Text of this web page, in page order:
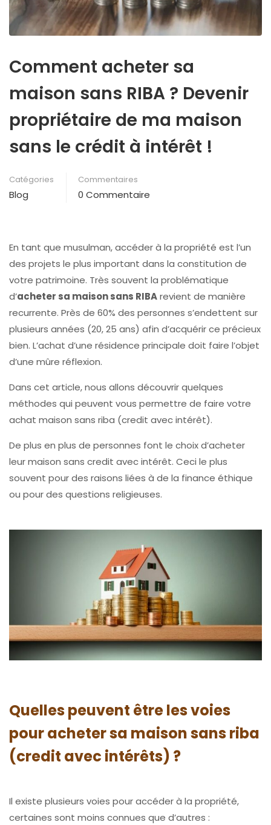
Comment acheter sa
maison sans RIBA ? Devenir
propriétaire de ma maison
sans le crédit à intérêt !
Catégories
Blog
Commentaires
0 Commentaire
En tant que musulman, accéder à la propriété est l’un
des projets le plus important dans la constitution de
votre patrimoine. Très souvent la problématique
d’acheter sa maison sans RIBArevient de manière
recurrente. Près de 60% des personnes s’endettent sur
plusieurs années (20, 25 ans) afin d’acquérir ce précieux
bien. L’achat d’une résidence principale doit faire l’objet
d’une mûre réflexion.
Dans cet article, nous allons découvrir quelques
méthodes qui peuvent vous permettre de faire votre
achat maison sans riba (credit avec intérêt).
De plus en plus de personnes font le choix d’acheter
leur maison sans credit avec intérêt. Ceci le plus
souvent pour des raisons liées à de la finance éthique
ou pour des questions religieuses.
Quelles peuvent être les voies
pour acheter sa maison sans riba
(credit avec intérêts) ?
Il existe plusieurs voies pour accéder à la propriété,
certaines sont moins connues que d’autres :